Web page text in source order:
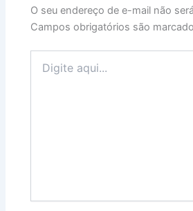
O seu endereço de e-mail não
Campos obrigatórios são
aqui...